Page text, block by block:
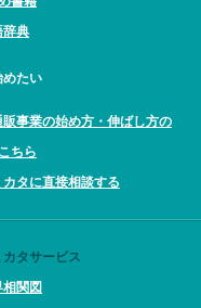
辞典
めたい
事業の始め方・伸ばし方の
ちら
タに直接相談する
タサービス
関図